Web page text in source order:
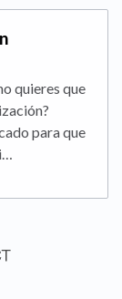
quieres que
para que
(opens in a